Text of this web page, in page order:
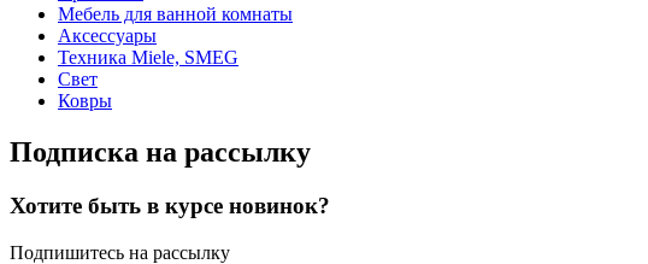
Мебель для ванной комнаты
Аксессуары
Техника Miele, SMEG
Свет
Ковры
Подписка на рассылку
Хотите быть в курсе новинок?
Подпишитесь на рассылку